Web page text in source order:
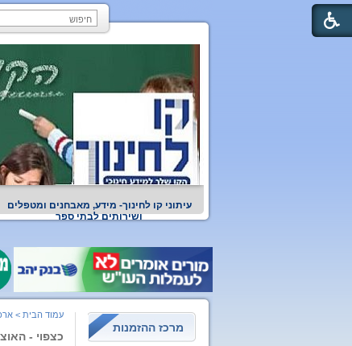
עיתוני קו לחינוך- מידע, מאבחנים ומטפלים
ושירותים לבתי ספר
מרכז ההזמנות
עמוד הבית >
כצפוי -